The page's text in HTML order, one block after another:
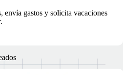
envía gastos y solicita vacaciones